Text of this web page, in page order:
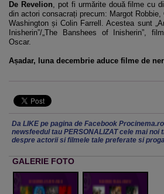
De Revelion, pot fi urmărite două filme cu
din actori consacrați precum: Margot
Washington și Colin Farrell. Acestea sunt
Inisherin”/„The Banshees of Inisherin”,
Oscar.
Așadar, luna decembrie aduce filme de
Da LIKE pe pagina de Facebook
newsfeedul tau PERSONALIZAT cele mai
despre actorii si filmele tale preferate si
GALERIE FOTO